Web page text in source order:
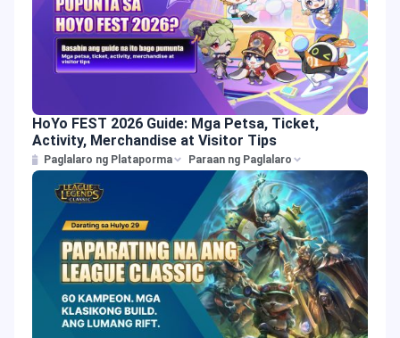
HoYo FEST 2026 Guide: Mga Petsa, Ticket,
Activity, Merchandise at Visitor Tips
Paglalaro ng Plataporma Paraan ng Paglalaro